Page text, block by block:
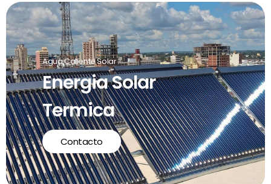
Agua Caliente Solar
Energia Solar
Termica
Contacto